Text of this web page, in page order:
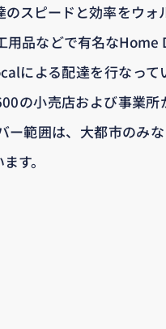
スピードと効率をウ
用品などで有名な
による配達を行なっ
の小売店および事業
ー範囲は、大都市のみ
す。